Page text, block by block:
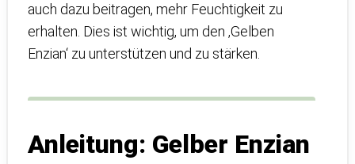
auch dazu beitragen, mehr Feuchtigkeit zu
erhalten. Dies ist wichtig, um den ‚Gelben
Enzian‘ zu unterstützen und zu stärken.
Anleitung: Gelber Enzian